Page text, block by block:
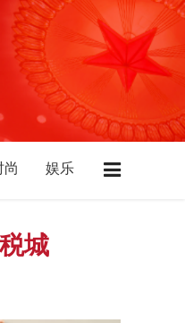
尚
娱乐
藏
城